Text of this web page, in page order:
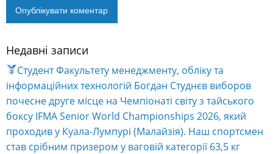
Alternative:
Недавні записи
Студент Факультету менеджменту, обліку та
інформаційних технологій Богдан Студнєв виборов
почесне друге місце на Чемпіонаті світу з тайського
боксу IFMA Senior World Championships 2026, який
проходив у Куала-Лумпурі (Малайзія). Наш спортсмен
став срібним призером у ваговій категорії 63,5 кг